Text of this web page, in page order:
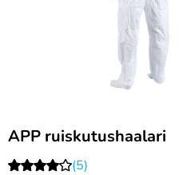
APP ruiskutushaalari
(5)